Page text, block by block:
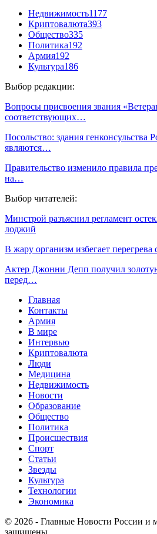
Недвижимость1177
Криптовалюта393
Общество335
Политика192
Армия192
Культура186
Выбор редакции:
Вопросы присвоения звания
соответствующих…
Посольство: здания генконсульства
являются…
Правительство изменило правила
на…
Выбор читателей:
Минстрой разъяснил регламент
лоджий
В жару организм избегает
Актер Джонни Депп получил
перед…
Главная
Контакты
Армия
В мире
Интервью
Криптовалюта
Люди
Медицина
Недвижимость
Новости
Образование
Общество
Политика
Происшествия
Спорт
Статьи
Звезды
Культура
Технологии
Экономика
© 2026 - Главные Новости России и
защищены.